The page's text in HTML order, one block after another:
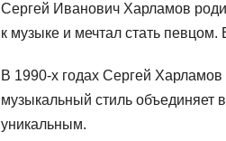
Сергей Иванович Харламов
к музыке и мечтал стать
В 1990-х годах Сергей
музыкальный стиль объединяет
уникальным.